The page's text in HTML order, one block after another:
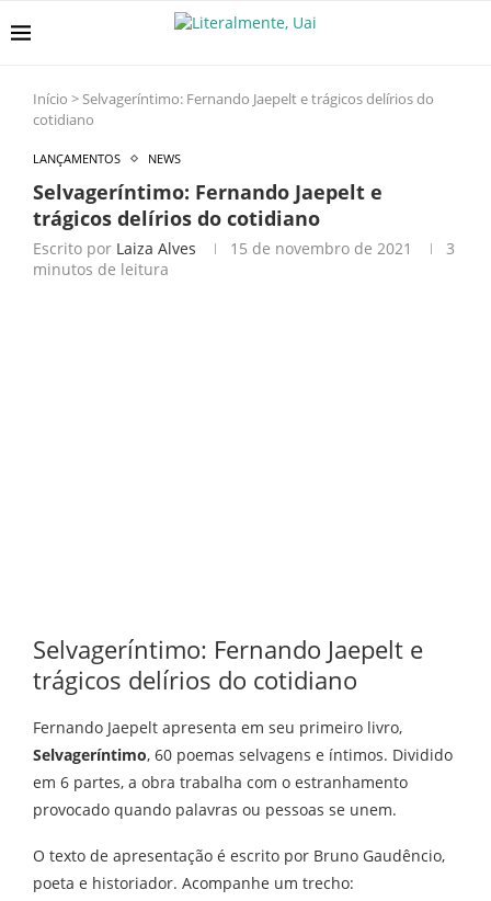
Início >Selvageríntimo: Fernando Jaepelt e trágicos delírios do
cotidiano
LANÇAMENTOS NEWS
Selvageríntimo: Fernando Jaepelt e
trágicos delírios do cotidiano
Escrito por Laiza Alves 15 de novembro de 2021
3
minutos de leitura
Selvageríntimo: Fernando Jaepelt e
trágicos delírios do cotidiano
Fernando Jaepelt apresenta em seu primeiro livro,
Selvageríntimo, 60 poemas selvagens e íntimos. Dividido
em 6 partes, a obra trabalha com o estranhamento
provocado quando palavras ou pessoas se unem.
O texto de apresentação é escrito por Bruno Gaudêncio,
poeta e historiador. Acompanhe um trecho: